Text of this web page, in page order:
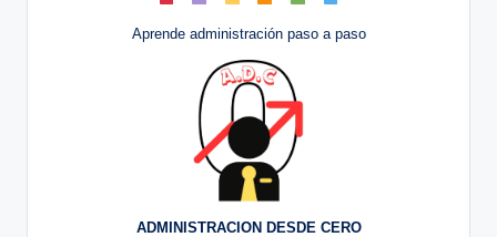
Aprende administración paso a paso
ADMINISTRACION DESDE CERO